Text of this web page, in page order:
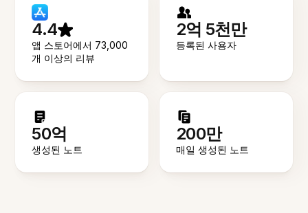
4.4
앱 스토어에서 73,000
개 이상의 리뷰
2억 5천만
등록된 사용자
50억
생성된 노트
200만
매일 생성된 노트